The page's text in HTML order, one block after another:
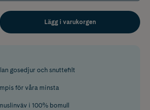
Lägg i varukorgen
gosedjur och snuttefilt
för våra minsta
i 100% bomull